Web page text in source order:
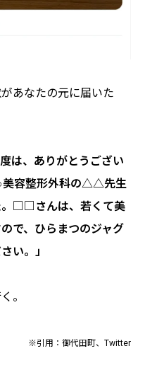
あなたの元に届いた
は、ありがとうござい
美容整形外科の△△先生
。□□さんは、若くて美
で、ひらまつのジャグ
い。」
。
※引用：御代田町、Twitter